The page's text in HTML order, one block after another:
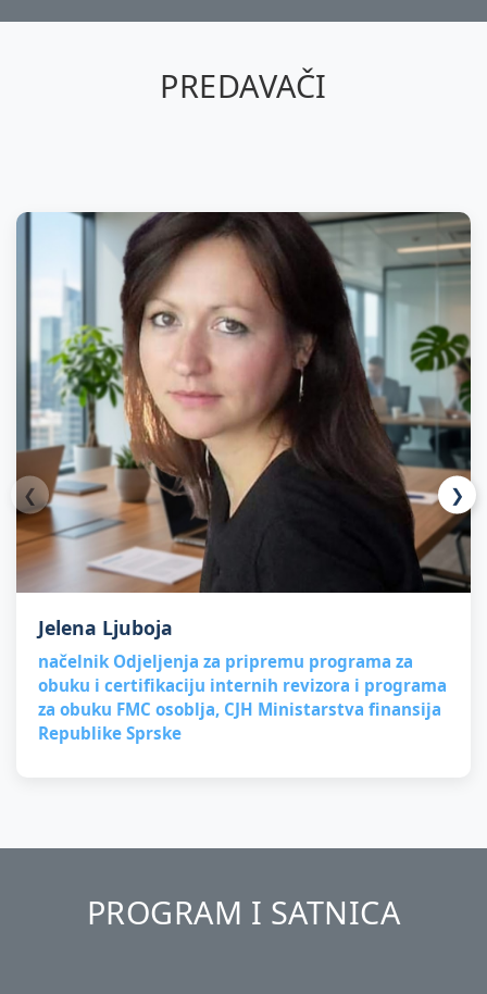
PREDAVAČI
❮
Jelena Ljuboja
načelnik Odjeljenja za pripremu programa za
obuku i certifikaciju internih revizora i programa
za obuku FMC osoblja, CJH Ministarstva finansija
Republike Sprske
❯
PROGRAM I SATNICA